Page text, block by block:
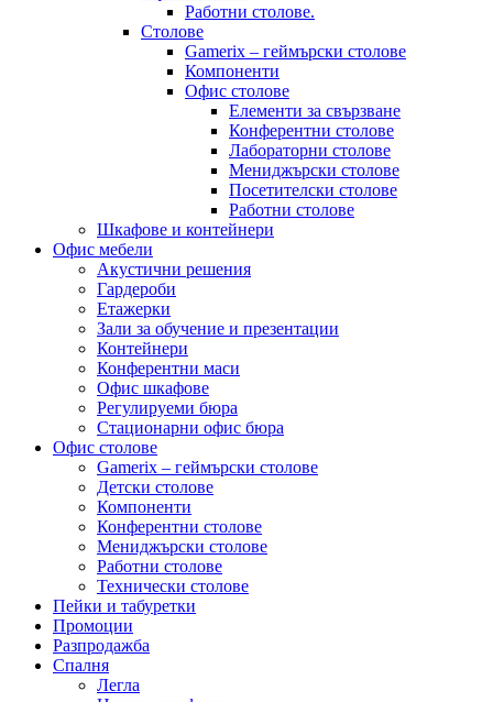
Работни столове.
Столове
Gamerix – геймърски столове
Компоненти
Офис столове
Елементи за свързване
Конферентни столове
Лабораторни столове
Мениджърски столове
Посетителски столове
Работни столове
Шкафове и контейнери
Офис мебели
Акустични решения
Гардероби
Етажерки
Зали за обучение и презентации
Контейнери
Конферентни маси
Офис шкафове
Регулируеми бюра
Стационарни офис бюра
Офис столове
Gamerix – геймърски столове
Детски столове
Компоненти
Конферентни столове
Мениджърски столове
Работни столове
Технически столове
Пейки и табуретки
Промоции
Разпродажба
Спалня
Легла